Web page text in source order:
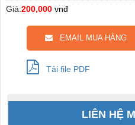
Giá:200,000 vnđ
EMAIL MUA HÀNG
Tải file PDF
LIÊN HỆ